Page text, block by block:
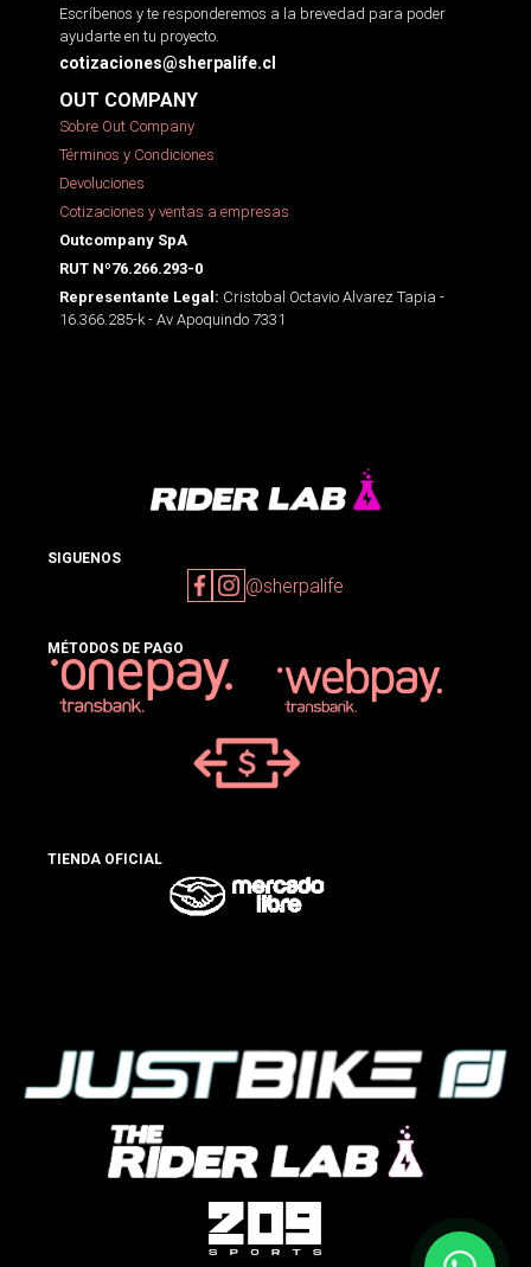
Escríbenos y te responderemos a la brevedad para poder
ayudarte en tu proyecto.
cotizaciones@sherpalife.cl
OUT COMPANY
Sobre Out Company
Términos y Condiciones
Devoluciones
Cotizaciones y ventas a empresas
Outcompany SpA
RUT Nº76.266.293-0
Representante Legal: Cristobal Octavio Alvarez Tapia -
16.366.285-k - Av Apoquindo 7331
SIGUENOS
@sherpalife
MÉTODOS DE PAGO
TIENDA OFICIAL